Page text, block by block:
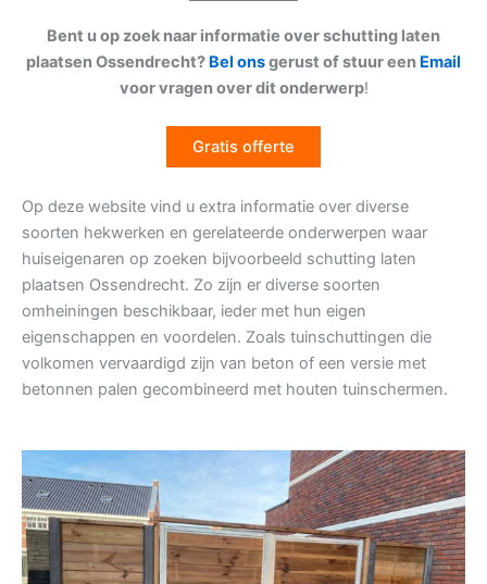
Bent u op zoek naar informatie over schutting laten
plaatsen Ossendrecht? Bel onsgerust of stuur een Email
voor vragen over dit onderwerp!
Gratis offerte
Op deze website vind u extra informatie over diverse
soorten hekwerken en gerelateerde onderwerpen waar
huiseigenaren op zoeken bijvoorbeeld schutting laten
plaatsen Ossendrecht. Zo zijn er diverse soorten
omheiningen beschikbaar, ieder met hun eigen
eigenschappen en voordelen. Zoals tuinschuttingen die
volkomen vervaardigd zijn van beton of een versie met
betonnen palen gecombineerd met houten tuinschermen.